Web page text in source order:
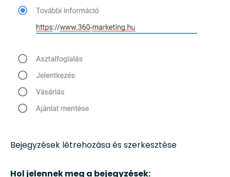
Bejegyzések létrehozása és szerkesztése
Hol jelennek meg a bejegyzések: